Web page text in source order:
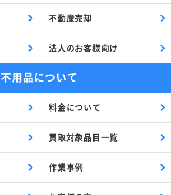
不動産売却
法人のお客様向け
不用品について
料金について
買取対象品目一覧
作業事例